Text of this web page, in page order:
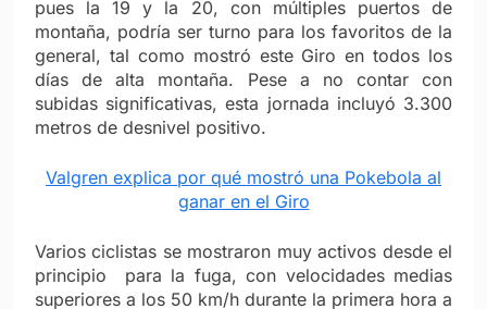
pues la 19 y la 20, con múltiples puertos de
montaña, podría ser turno para los favoritos de la
general, tal como mostró este Giro en todos los
días de alta montaña. Pese a no contar con
subidas significativas, esta jornada incluyó 3.300
metros de desnivel positivo.
Valgren explica por qué mostró una Pokebola al
ganar en el Giro
Varios ciclistas se mostraron muy activos desde el
principio para la fuga, con velocidades medias
superiores a los 50 km/h durante la primera hora a